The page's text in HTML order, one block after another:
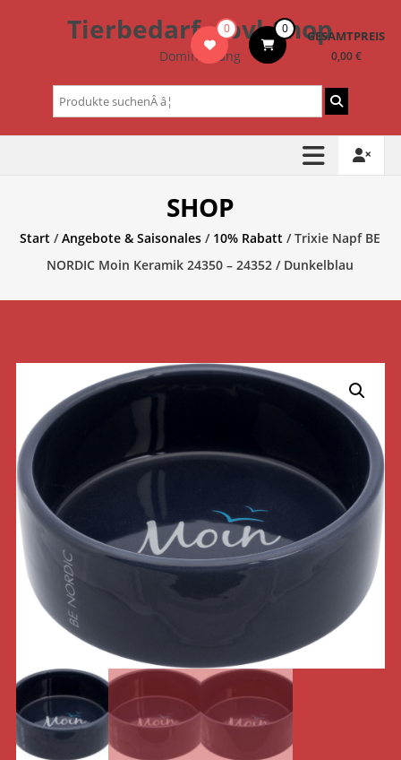
Tierbedarf – bvl-Shop
Dominik Lang
0 0 GESAMTPREIS
0,00 €
Suchen
nach:
SHOP
Start /Angebote & Saisonales / 10% Rabatt / Trixie Napf BE
NORDIC Moin Keramik 24350 – 24352 / Dunkelblau